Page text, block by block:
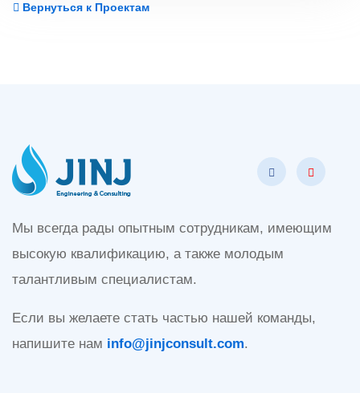
Вернуться к Проектам
Мы всегда рады опытным сотрудникам, имеющим
высокую квалификацию, а также молодым
талантливым специалистам.
Если вы желаете стать частью нашей команды,
напишите нам info@jinjconsult.com.